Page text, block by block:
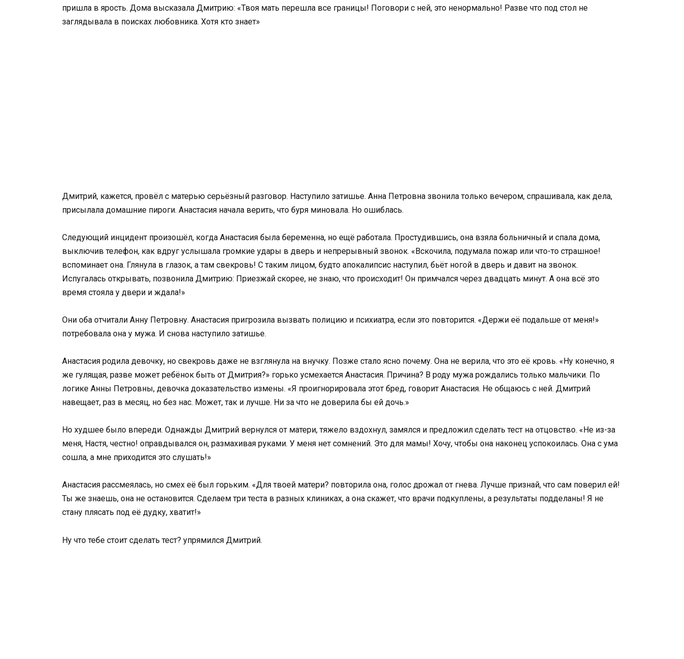
пришла в ярость. Дома высказала Дмитрию: «Твоя мать перешла все границы! Поговори с ней, это ненормально! Разве что под стол не
заглядывала в поисках любовника. Хотя кто знает»
Дмитрий, кажется, провёл с матерью серьёзный разговор. Наступило затишье. Анна Петровна звонила только вечером, спрашивала, как дела,
присылала домашние пироги. Анастасия начала верить, что буря миновала. Но ошиблась.
Следующий инцидент произошёл, когда Анастасия была беременна, но ещё работала. Простудившись, она взяла больничный и спала дома,
выключив телефон, как вдруг услышала громкие удары в дверь и непрерывный звонок. «Вскочила, подумала пожар или что-то страшное!
вспоминает она. Глянула в глазок, а там свекровь! С таким лицом, будто апокалипсис наступил, бьёт ногой в дверь и давит на звонок.
Испугалась открывать, позвонила Дмитрию: Приезжай скорее, не знаю, что происходит! Он примчался через двадцать минут. А она всё это
время стояла у двери и ждала!»
Они оба отчитали Анну Петровну. Анастасия пригрозила вызвать полицию и психиатра, если это повторится. «Держи её подальше от меня!»
потребовала она у мужа. И снова наступило затишье.
Анастасия родила девочку, но свекровь даже не взглянула на внучку. Позже стало ясно почему. Она не верила, что это её кровь. «Ну конечно, я
же гулящая, разве может ребёнок быть от Дмитрия?» горько усмехается Анастасия. Причина? В роду мужа рождались только мальчики. По
логике Анны Петровны, девочка доказательство измены. «Я проигнорировала этот бред, говорит Анастасия. Не общаюсь с ней. Дмитрий
навещает, раз в месяц, но без нас. Может, так и лучше. Ни за что не доверила бы ей дочь.»
Но худшее было впереди. Однажды Дмитрий вернулся от матери, тяжело вздохнул, замялся и предложил сделать тест на отцовство. «Не из-за
меня, Настя, честно! оправдывался он, размахивая руками. У меня нет сомнений. Это для мамы! Хочу, чтобы она наконец успокоилась. Она с ума
сошла, а мне приходится это слушать!»
Анастасия рассмеялась, но смех её был горьким. «Для твоей матери? повторила она, голос дрожал от гнева. Лучше признай, что сам поверил ей!
Ты же знаешь, она не остановится. Сделаем три теста в разных клиниках, а она скажет, что врачи подкуплены, а результаты подделаны! Я не
стану плясать под её дудку, хватит!»
Ну что тебе стоит сделать тест? упрямился Дмитрий.